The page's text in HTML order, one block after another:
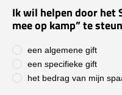
Ik wil helpen door het
mee op kamp” te
een algemene gift
een specifieke gift
het bedrag van mijn